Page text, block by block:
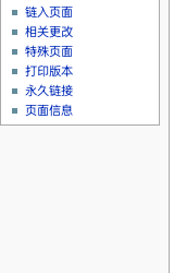
链入页面
相关更改
特殊页面
打印版本
永久链接
页面信息